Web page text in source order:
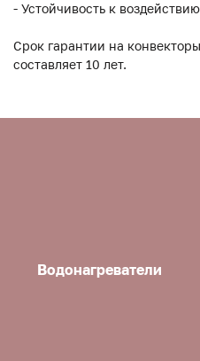
- Устойчивость к
Срок гарантии на
составляет 10 лет.
Водонагреватели